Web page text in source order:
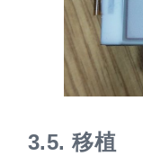
3.5.移植